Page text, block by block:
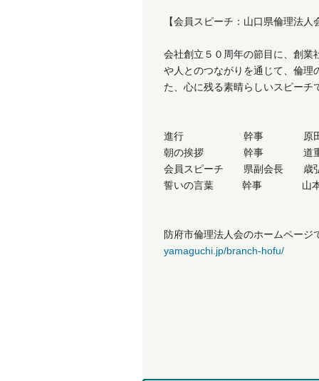
【会員スピーチ：山口県倫理法
会社創立５０周年の節目に、創業
や人とのつながりを通じて、倫理
た、心に残る素晴らしいスピーチ
進行 幹事 原田
朝の挨拶 幹事 道重
会員スピーチ 県副会長 歳
誓いの言葉 幹事 山本
防府市倫理法人会のホームペー
yamaguchi.jp/branch-hofu/